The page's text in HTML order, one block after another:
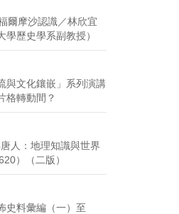
爾摩沙認識／林欣宜
歷史學系副教授）
與文化鑲嵌」系列演講
格轉動間？
人：地理知識與世界
）（二版）
史料彙編（一）至